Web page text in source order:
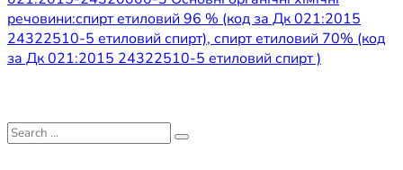
речовини:спирт етиловий 96 % (код за Дк 021:2015
24322510-5 етиловий спирт), спирт етиловий 70% (код
за Дк 021:2015 24322510-5 етиловий спирт )
Search